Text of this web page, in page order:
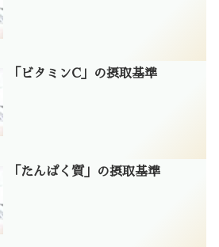
「ビタミンC」の摂取基準
「たんぱく質」の摂取基準